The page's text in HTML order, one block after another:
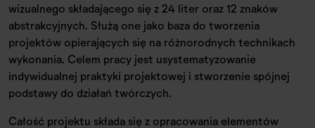
wizualnego składającego się z 24 liter oraz 12 znaków
abstrakcyjnych. Służą one jako baza do tworzenia
projektów opierających się na różnorodnych technikach
wykonania. Celem pracy jest usystematyzowanie
indywidualnej praktyki projektowej i stworzenie spójnej
podstawy do działań twórczych.
Całość projektu składa się z opracowania elementów